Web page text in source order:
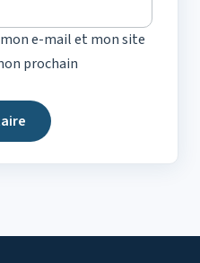
e-mail et mon site
prochain